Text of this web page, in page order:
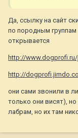
Да, ссылку на сайт
по породным группам
открывается
http://
http://
они сами звонили в
только они висят),
лабрам, но их там